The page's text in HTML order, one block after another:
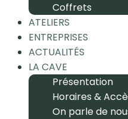
Coffrets
ATELIERS
ENTREPRISES
ACTUALITÉS
LA CAVE
Présentation
Horaires &
On parle de